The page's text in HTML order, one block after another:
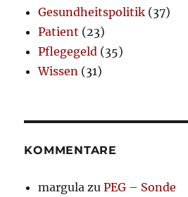
Gesundheitspolitik (37)
Patient (23)
Pflegegeld (35)
Wissen (31)
KOMMENTARE
margula zuPEG – Sonde